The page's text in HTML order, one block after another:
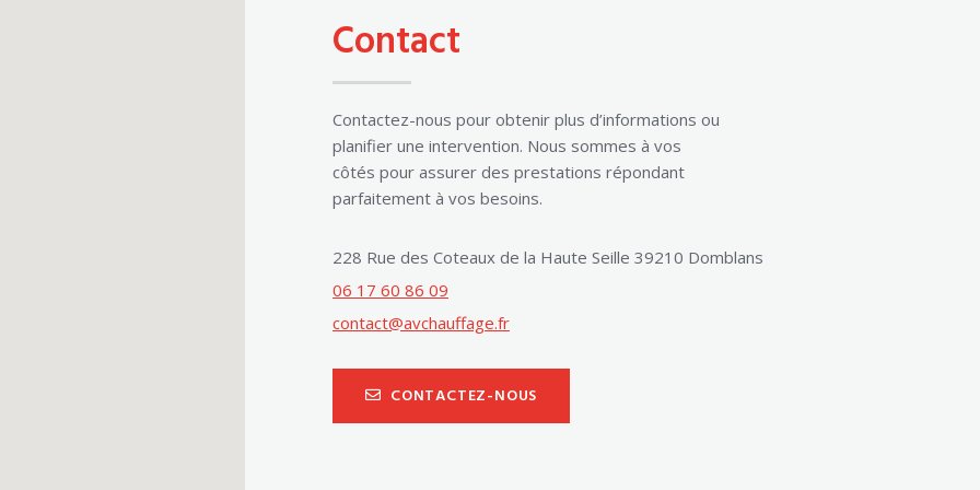
Contact
Contactez-nous pour obtenir plus d’informations ou
planifier une intervention. Nous sommes à vos
côtés pour assurer des prestations répondant
parfaitement à vos besoins.
228 Rue des Coteaux de la Haute Seille 39210 Domblans
06 17 60 86 09
contact@avchauffage.fr
CONTACTEZ-NOUS